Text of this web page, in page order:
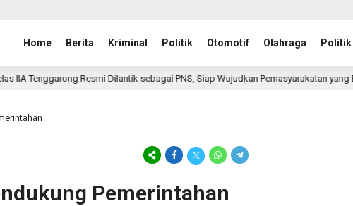
Home Berita Kriminal Politik Otomotif Olahraga Politik
Tenggarong Resmi Dilantik sebagai PNS, Siap Wujudkan Pemasyarakatan yang
Pemerintahan